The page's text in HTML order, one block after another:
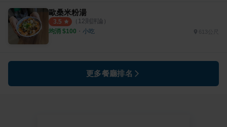
歐桑米粉湯
3.5 （ 12則評論）
均消 $100 ・ 小吃
更多餐廳排名